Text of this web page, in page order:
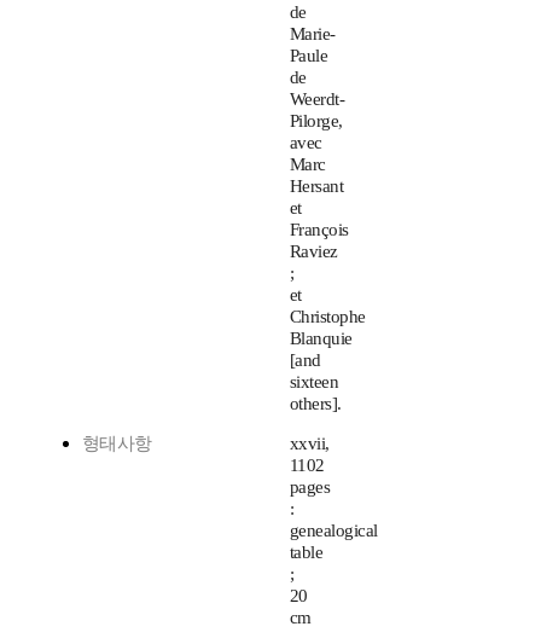
de
Marie-
Paule
de
Weerdt-
Pilorge,
avec
Marc
Hersant
et
François
Raviez
;
et
Christophe
Blanquie
[and
sixteen
others].
형태사항
xxvii,
1102
pages
:
genealogical
table
;
20
cm